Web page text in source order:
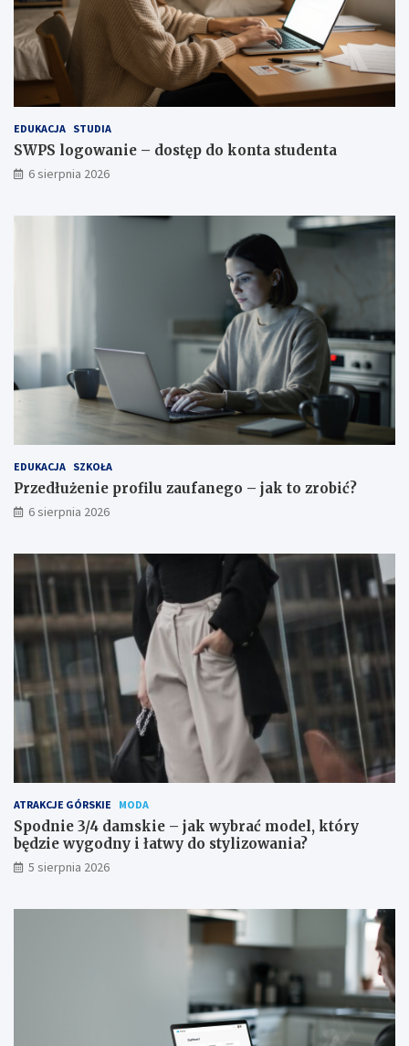
EDUKACJA STUDIA
SWPS logowanie – dostęp do konta studenta
6 sierpnia 2026
EDUKACJA SZKOŁA
Przedłużenie profilu zaufanego – jak to zrobić?
6 sierpnia 2026
ATRAKCJE GÓRSKIE MODA
Spodnie 3/4 damskie – jak wybrać model, który
będzie wygodny i łatwy do stylizowania?
5 sierpnia 2026